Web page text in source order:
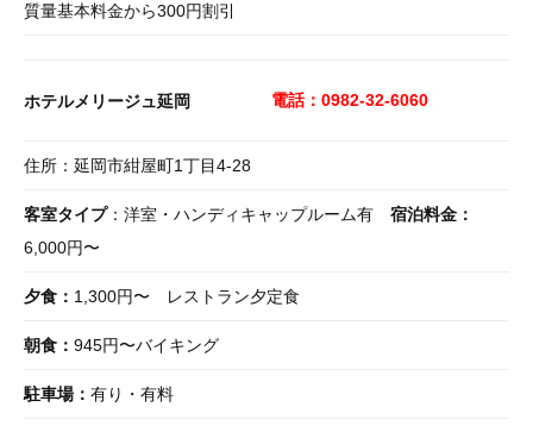
質量基本料金から300円割引
ホテルメリージュ延岡 電話：0982-32-6060
住所：延岡市紺屋町1丁目4-28
客室タイプ：洋室・ハンディキャップルーム有 宿泊料金：
6,000円〜
夕食： 1,300円〜 レストラン夕定食
朝食： 945円〜バイキング
駐車場： 有り・有料